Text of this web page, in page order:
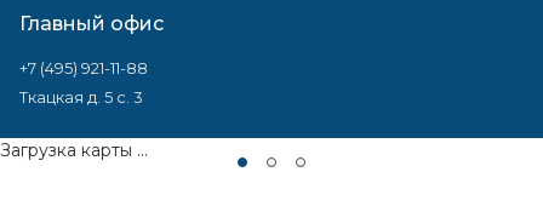
Главный офис
+7 (495) 921-11-88
Ткацкая д. 5 с. 3
Загрузка карты ...